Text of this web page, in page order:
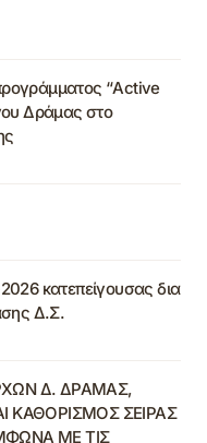
“Active
Δράμας στο
κατεπείγουσας δια
Δ.Σ.
Δ. ΔΡΑΜΑΣ,
ΚΑΘΟΡΙΣΜΟΣ ΣΕΙΡΑΣ
ΜΕ ΤΙΣ